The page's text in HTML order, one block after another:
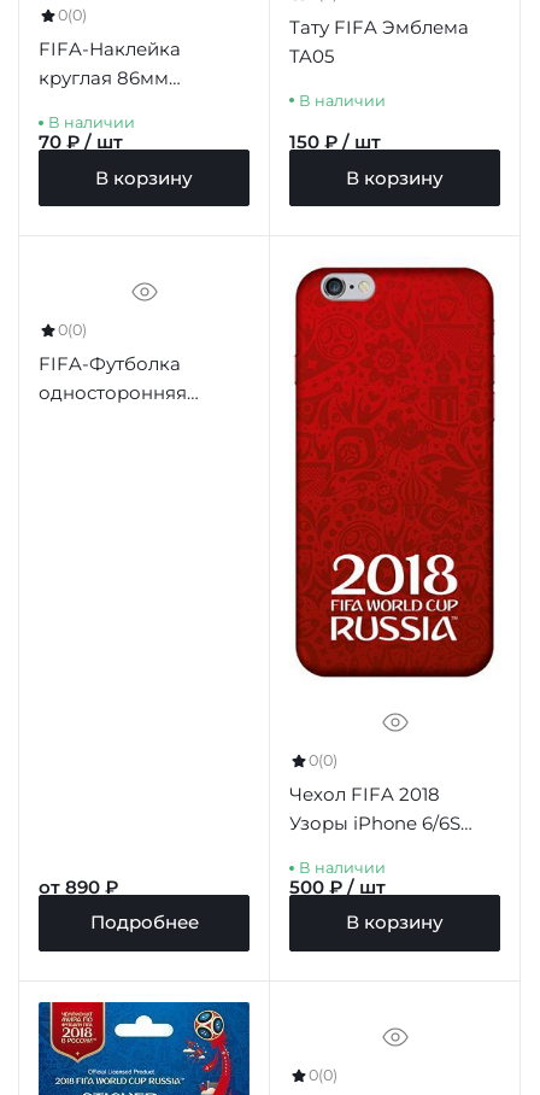
0(0)
FIFA-Наклейка
круглая 86мм
ЧМ-2018" синий фон
В наличии
70 ₽ / шт
В корзину
Тату FIFA Эмблема
TA05
В наличии
150 ₽ / шт
В корзину
0(0)
FIFA-Футболка
односторонняя
от 890 ₽
Подробнее
0(0)
Чехол FIFA 2018
Узоры iPhone 6/6S
В наличии
500 ₽ / шт
В корзину
0(0)